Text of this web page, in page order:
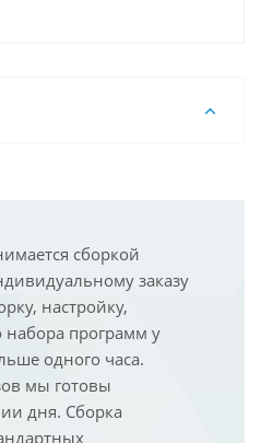
сборкой
заказу
настройку,
набора программ у
одного часа.
мы готовы
дня. Сборка